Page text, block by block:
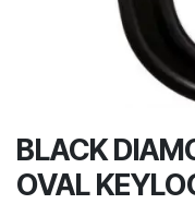
BLACK
OVAL